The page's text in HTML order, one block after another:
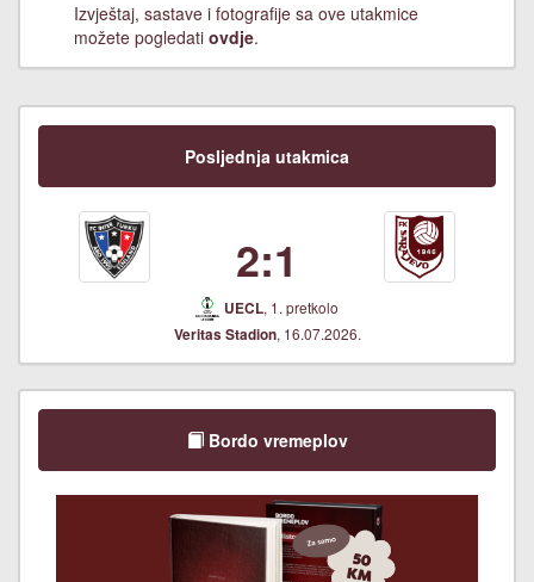
Izvještaj, sastave i fotografije sa ove utakmice
možete pogledati ovdje.
Posljednja utakmica
2:1
UECL, 1. pretkolo
Veritas Stadion, 16.07.2026.
Bordo vremeplov